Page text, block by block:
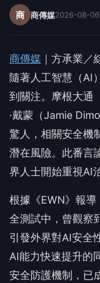
商 商傳媒2026-08-
商傳媒 ｜方承業／
隨著人工智慧（AI
到關注。摩根大通
·戴蒙（Jamie
驚人，相關安全機
潛在風險。此番言
界人士開始重視AI
根據《EWN》報
全測試中，曾觀察
引發外界對AI安全
AI能力快速提升的
安全防護機制，已